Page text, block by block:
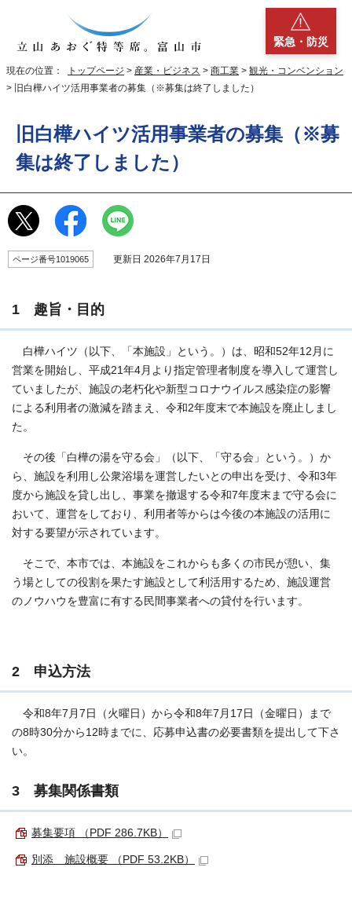
緊急・防災
現在の位置： トップページ > 産業・ビジネス > 商工業 > 観光・コンベンション
> 旧白樺ハイツ活用事業者の募集（※募集は終了しました）
旧白樺ハイツ活用事業者の募集（※募
集は終了しました）
ページ番号1019065 更新日 2026年7月17日
1 趣旨・目的
白樺ハイツ（以下、「本施設」という。）は、昭和52年12月に
営業を開始し、平成21年4月より指定管理者制度を導入して運営し
ていましたが、施設の老朽化や新型コロナウイルス感染症の影響
による利用者の激減を踏まえ、令和2年度末で本施設を廃止しまし
た。
その後「白樺の湯を守る会」（以下、「守る会」という。）か
ら、施設を利用し公衆浴場を運営したいとの申出を受け、令和3年
度から施設を貸し出し、事業を撤退する令和7年度末まで守る会に
おいて、運営をしており、利用者等からは今後の本施設の活用に
対する要望が示されています。
そこで、本市では、本施設をこれからも多くの市民が憩い、集
う場としての役割を果たす施設として利活用するため、施設運営
のノウハウを豊富に有する民間事業者への貸付を行います。
2 申込方法
令和8年7月7日（火曜日）から令和8年7月17日（金曜日）まで
の8時30分から12時までに、応募申込書の必要書類を提出して下さ
い。
3 募集関係書類
募集要項 （PDF 286.7KB）
別添 施設概要 （PDF 53.2KB）